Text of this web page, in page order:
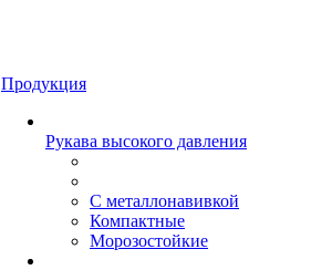
Продукция
Рукава высокого давления
С металлонавивкой
Компактные
Морозостойкие